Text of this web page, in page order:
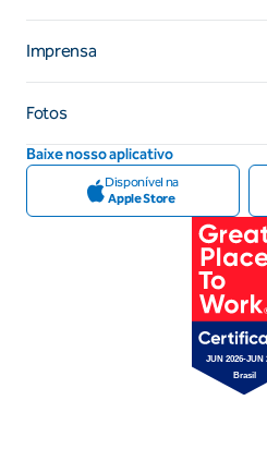
Imprensa
Fotos
Baixe nosso aplicativo
Disponível na
Apple Store